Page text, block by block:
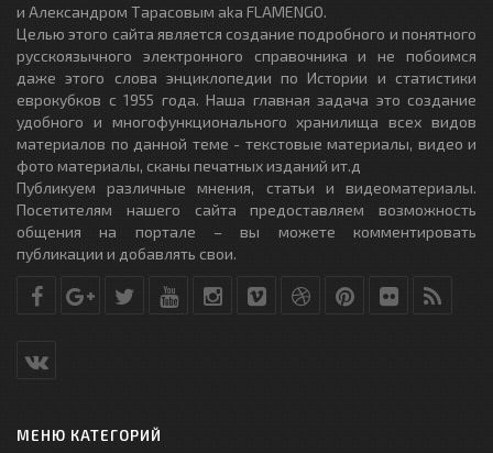
и Александром Тарасовым aka FLAMENGO.
Целью этого сайта является создание подробного и понятного
русскоязычного электронного справочника и не побоимся
даже этого слова энциклопедии по Истории и статистики
еврокубков с 1955 года. Наша главная задача это создание
удобного и многофункционального хранилища всех видов
материалов по данной теме - текстовые материалы, видео и
фото материалы, сканы печатных изданий ит.д
Публикуем различные мнения, статьи и видеоматериалы.
Посетителям нашего сайта предоставляем возможность
общения на портале – вы можете комментировать
публикации и добавлять свои.
МЕНЮ КАТЕГОРИЙ